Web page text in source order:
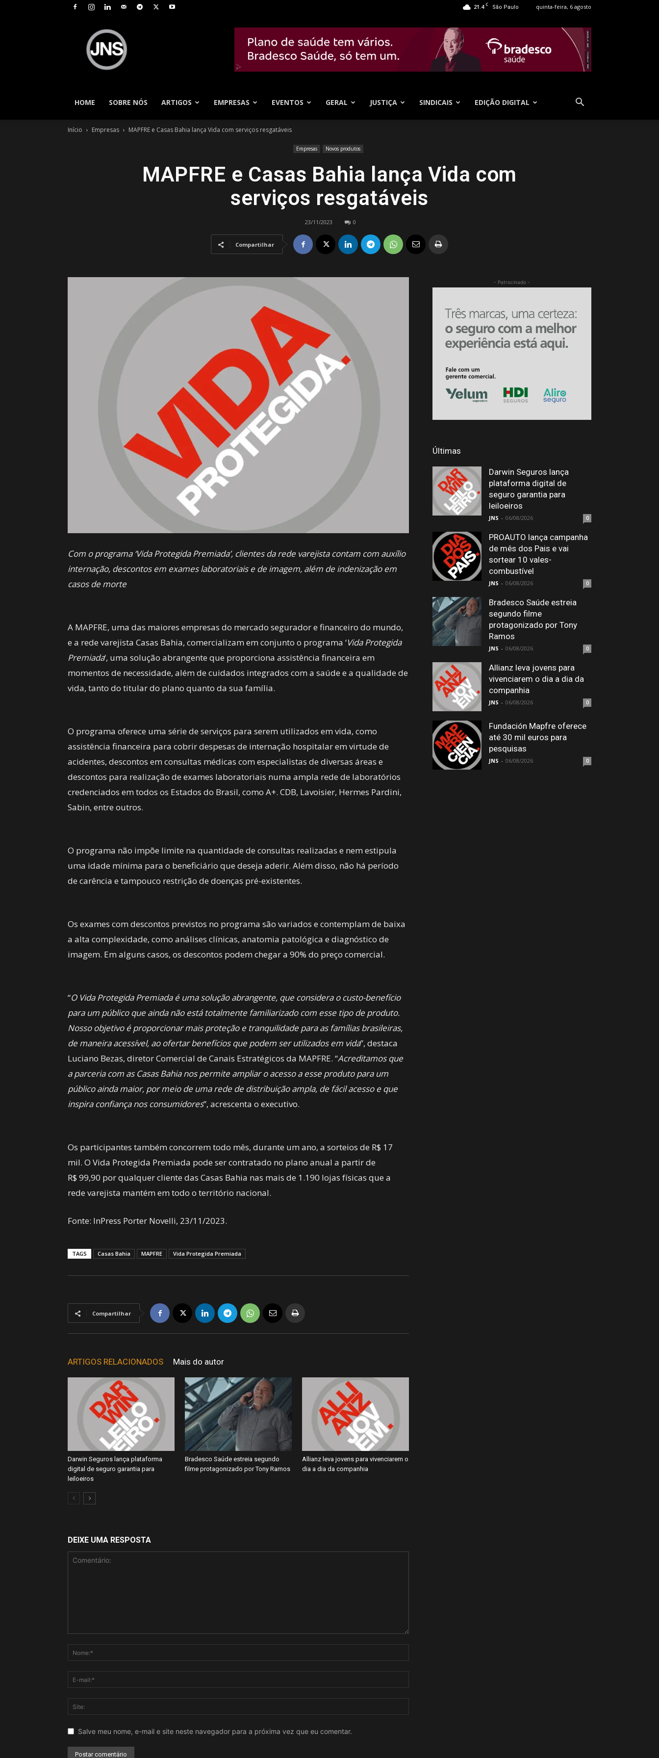
21.4 C São Paulo quinta-feira, 6 agosto
HOME
SOBRE NÓS ARTIGOS EMPRESAS EVENTOS GERAL JUSTIÇA SINDICAIS EDIÇÃO DIGITAL
Início Empresas MAPFRE e Casas Bahia lança Vida com serviços resgatáveis
Empresas Novos produtos
MAPFRE e Casas Bahia lança Vida com
serviços resgatáveis
23/11/2023 0
Compartilhar
Com o programa ‘Vida Protegida Premiada’, clientes da rede varejista contam com auxílio
internação, descontos em exames laboratoriais e de imagem, além de indenização em
casos de morte
A MAPFRE, uma das maiores empresas do mercado segurador e financeiro do mundo,
e a rede varejista Casas Bahia, comercializam em conjunto o programa ‘Vida Protegida
Premiada‘, uma solução abrangente que proporciona assistência financeira em
momentos de necessidade, além de cuidados integrados com a saúde e a qualidade de
vida, tanto do titular do plano quanto da sua família.
O programa oferece uma série de serviços para serem utilizados em vida, como
assistência financeira para cobrir despesas de internação hospitalar em virtude de
acidentes, descontos em consultas médicas com especialistas de diversas áreas e
descontos para realização de exames laboratoriais numa ampla rede de laboratórios
credenciados em todos os Estados do Brasil, como A+. CDB, Lavoisier, Hermes Pardini,
Sabin, entre outros.
O programa não impõe limite na quantidade de consultas realizadas e nem estipula
uma idade mínima para o beneficiário que deseja aderir. Além disso, não há período
de carência e tampouco restrição de doenças pré-existentes.
Os exames com descontos previstos no programa são variados e contemplam de baixa
a alta complexidade, como análises clínicas, anatomia patológica e diagnóstico de
imagem. Em alguns casos, os descontos podem chegar a 90% do preço comercial.
“O Vida Protegida Premiada é uma solução abrangente, que considera o custo-benefício
para um público que ainda não está totalmente familiarizado com esse tipo de produto.
Nosso objetivo é proporcionar mais proteção e tranquilidade para as famílias brasileiras,
de maneira acessível, ao ofertar benefícios que podem ser utilizados em vida”, destaca
Luciano Bezas, diretor Comercial de Canais Estratégicos da MAPFRE. “Acreditamos que
a parceria com as Casas Bahia nos permite ampliar o acesso a esse produto para um
público ainda maior, por meio de uma rede de distribuição ampla, de fácil acesso e que
inspira confiança nos consumidores”, acrescenta o executivo.
Os participantes também concorrem todo mês, durante um ano, a sorteios de R$ 17
mil. O Vida Protegida Premiada pode ser contratado no plano anual a partir de
R$ 99,90 por qualquer cliente das Casas Bahia nas mais de 1.190 lojas físicas que a
rede varejista mantém em todo o território nacional.
Fonte: InPress Porter Novelli, 23/11/2023.
TAGS Casas Bahia MAPFRE Vida Protegida Premiada
Compartilhar
ARTIGOS RELACIONADOS Mais do autor
Darwin Seguros lança plataforma
digital de seguro garantia para
leiloeiros
Bradesco Saúde estreia segundo
filme protagonizado por Tony Ramos
Allianz leva jovens para vivenciarem o
dia a dia da companhia
DEIXE UMA RESPOSTA
Salve meu nome, e-mail e site neste navegador para a próxima vez que eu comentar.
- Patrocinado -
Últimas
Darwin Seguros lança
plataforma digital de
seguro garantia para
leiloeiros
JNS - 06/08/2026 0
PROAUTO lança campanha
de mês dos Pais e vai
sortear 10 vales-
combustível
JNS - 06/08/2026 0
Bradesco Saúde estreia
segundo filme
protagonizado por Tony
Ramos
JNS - 06/08/2026 0
Allianz leva jovens para
vivenciarem o dia a dia da
companhia
JNS - 06/08/2026 0
Fundación Mapfre oferece
até 30 mil euros para
pesquisas
JNS - 06/08/2026 0